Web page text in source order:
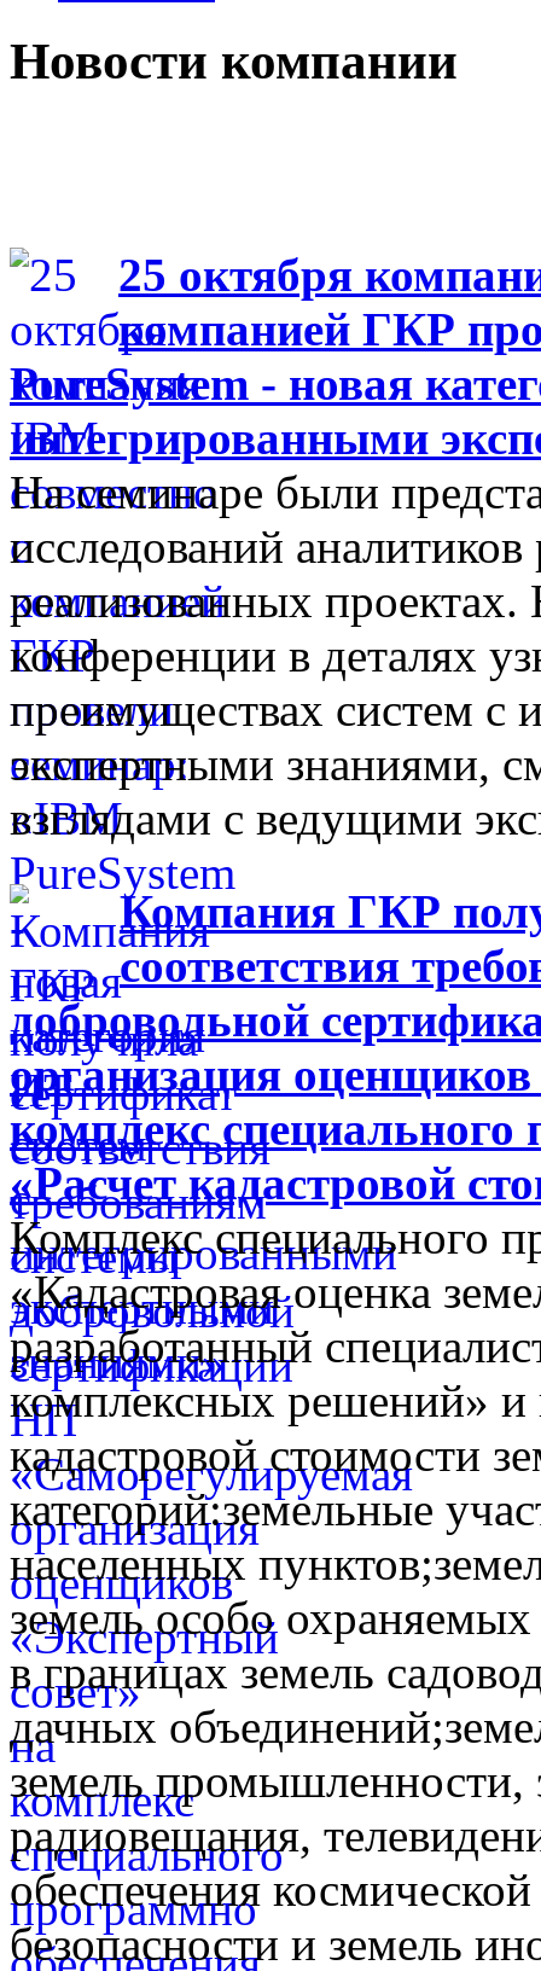
Новости компании
25 октября
компанией ГКР
PureSystem - новая
интегрированными
На семинаре были
исследований
реализованных
конференции в деталях
преимуществах систем с
экспертными знаниями,
взглядами с ведущими
Компания ГКР
соответствия
добровольной
организация
комплекс специального
«Расчет кадастровой
Комплекс специального
«Кадастровая оценка
разработанный
комплексных решений» и
кадастровой стоимости
категорий:земельные
населенных
земель особо
в границах земель
дачных
земель промышленности,
радиовещания,
обеспечения
безопасности и земель